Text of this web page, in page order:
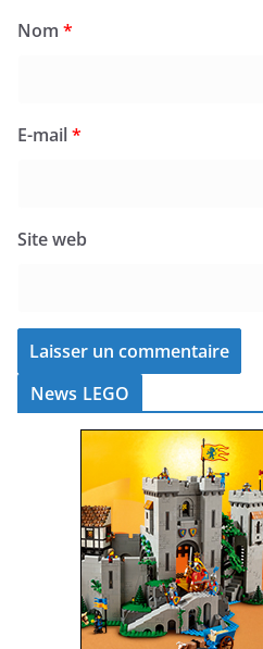
Nom *
E-mail*
Site web
News LEGO